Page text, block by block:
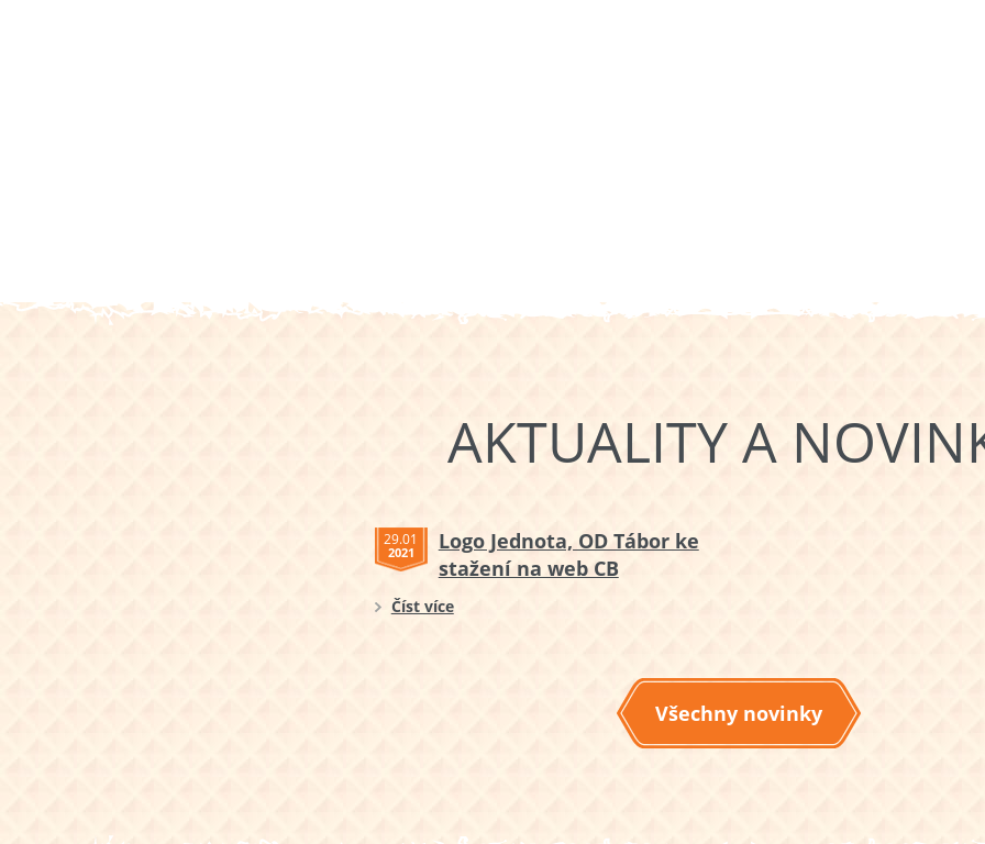
AKTUALITY A
29.01
2021
Logo Jednota, OD Tábor ke
stažení na web CB
Číst více
Všechny novinky